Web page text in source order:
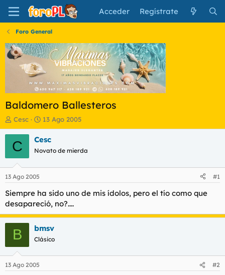
Acceder Regístrate
Foro General
Baldomero Ballesteros
I
n
i
c
a
d
o
r
e
l
e
a
Cesc
F
e
c
a
i
n
c
i
o
13 Ago 2005
C Cesc
Novato de mierda
13 Ago 2005 #1
Siempre ha sido uno de mis ídolos, pero el tío como que
desapareció, no?....
B bmsv
Clásico
13 Ago 2005 #2